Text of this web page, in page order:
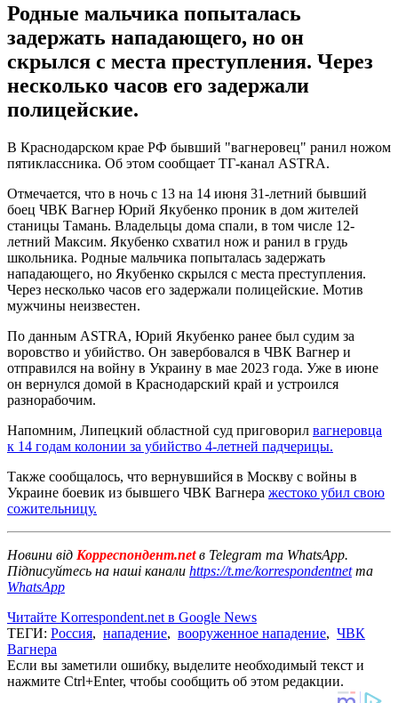
Родные мальчика попыталась
задержать нападающего, но он
скрылся с места преступления. Через
несколько часов его задержали
полицейские.
В Краснодарском крае РФ бывший "вагнеровец" ранил ножом
пятиклассника. Об этом сообщает ТГ-канал ASTRA.
Отмечается, что в ночь с 13 на 14 июня 31-летний бывший
боец ​​ЧВК Вагнер Юрий Якубенко проник в дом жителей
станицы Тамань. Владельцы дома спали, в том числе 12-
летний Максим. Якубенко схватил нож и ранил в грудь
школьника. Родные мальчика попыталась задержать
нападающего, но Якубенко скрылся с места преступления.
Через несколько часов его задержали полицейские. Мотив
мужчины неизвестен.
По данным ASTRA, Юрий Якубенко ранее был судим за
воровство и убийство. Он завербовался в ЧВК Вагнер и
отправился на войну в Украину в мае 2023 года. Уже в июне
он вернулся домой в Краснодарский край и устроился
разнорабочим.
Напомним, Липецкий областной суд приговорил вагнеровца
к 14 годам колонии за убийство 4-летней падчерицы.
Также сообщалось, что вернувшийся в Москву с войны в
Украине боевик из бывшего ЧВК Вагнера жестоко убил свою
сожительницу.
Новини від Корреспондент.netв Telegram та WhatsApp.
Підписуйтесь на наші канали https://t.me/korrespondentnetта
WhatsApp
Читайте Korrespondent.net в Google News
ТЕГИ: Россия, нападение, вооруженное нападение, ЧВК
Вагнера
Если вы заметили ошибку, выделите необходимый текст и
нажмите Ctrl+Enter, чтобы сообщить об этом редакции.